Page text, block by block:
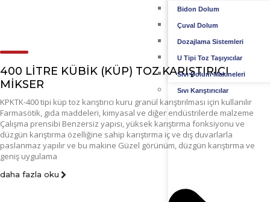
Bidon Dolum
Çuval Dolum
Dozajlama Sistemleri
U Tipi Toz Taşıyıcılar
Sıvı Dolum Makineleri
Sıvı Karıştırıcılar
400 LİTRE KÜBİK (KÜP) TOZ KARIŞTIRICI
MİKSER
KPKTK-400 tipi küp toz karıştırıcı kuru granül karıştırılması için kullanılır
Farmasötik, gıda maddeleri, kimyasal ve diğer endüstrilerde malzeme
Çalışma prensibi Benzersiz yapısı, yüksek karıştırma fonksiyonu ve
düzgün karıştırma özelliğine sahip karıştırma iç ve dış duvarlarla
paslanmaz yapılır ve bu makine Güzel görünüm, düzgün karıştırma ve
geniş uygulama
daha fazla oku